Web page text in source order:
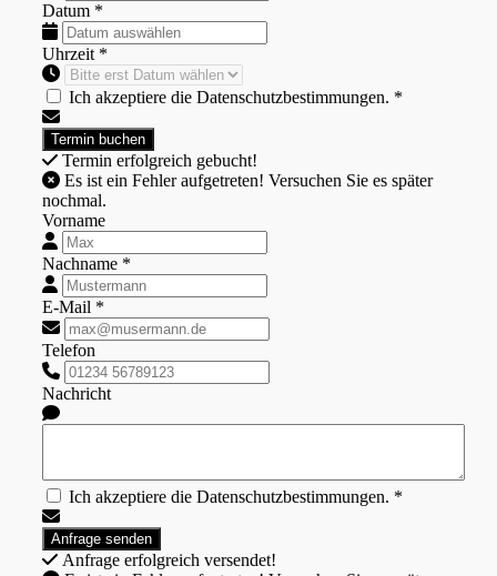
Datum *
Uhrzeit *
Ich akzeptiere die Datenschutzbestimmungen. *
Termin erfolgreich gebucht!
nochmal.
Vorname
Nachname *
E-Mail *
Telefon
Nachricht
Ich akzeptiere die Datenschutzbestimmungen. *
Anfrage erfolgreich versendet!